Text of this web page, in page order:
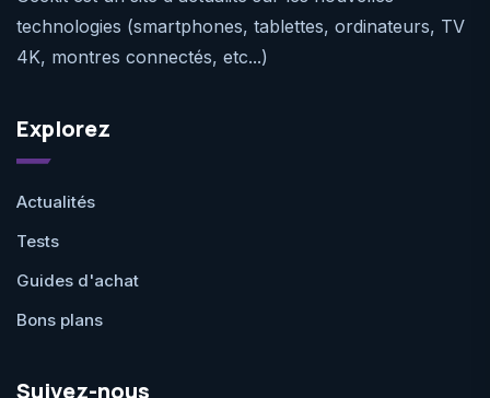
technologies (smartphones, tablettes, ordinateurs, TV
4K, montres connectés, etc...)
Explorez
Actualités
Tests
Guides d'achat
Bons plans
Suivez-nous